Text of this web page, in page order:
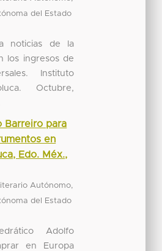
del Estado
noticias de la
los ingresos de
Instituto
Octubre,
Barreiro para
en
Edo. Méx.,
Autónomo,
del Estado
Adolfo
en Europa